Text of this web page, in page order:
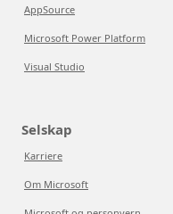
AppSource
Microsoft Power Platform
Visual Studio
Selskap
Karriere
Om Microsoft